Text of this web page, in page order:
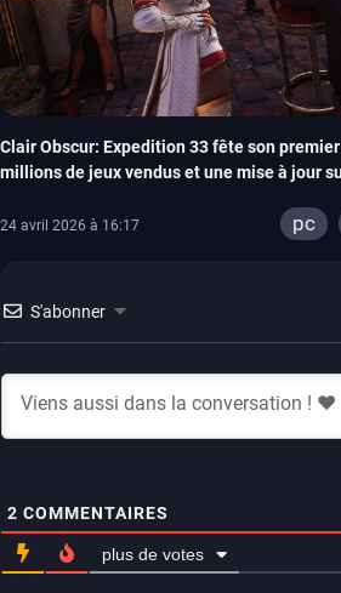
Clair Obscur: Expedition 33 fête son
millions de jeux vendus et une mise à jour
24 avril 2026 à 16:17 pc
S'abonner
2 COMMENTAIRES
plus de votes